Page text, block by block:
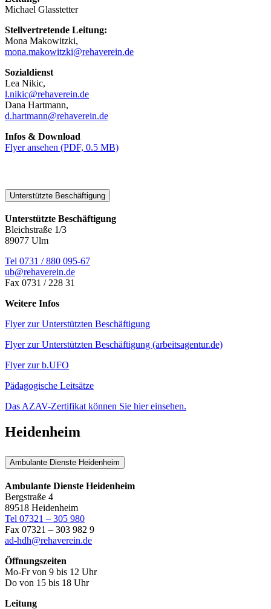
Michael Glasstetter
Stellvertretende Leitung:
Mona Makowitzki,
mona.makowitzki@rehaverein.de
Sozialdienst
Lea Nikic,
l.nikic@rehaverein.de
Dana Hartmann,
d.hartmann@rehaverein.de
Infos & Download
Flyer ansehen (PDF, 0.5 MB)
Unterstützte Beschäftigung
Unterstützte Beschäftigung
Bleichstraße 1/3
89077 Ulm
Tel 0731 / 880 095-67
ub@rehaverein.de
Fax 0731 / 228 31
Weitere Infos
Flyer zur Unterstützten Beschäftigung
Flyer zur Unterstützten Beschäftigung (arbeitsagentur.de)
Flyer zur b.UFO
Pädagogische Leitsätze
Das AZAV-Zertifikat können Sie hier einsehen.
Heidenheim
Ambulante Dienste Heidenheim
Ambulante Dienste Heidenheim
Bergstraße 4
89518 Heidenheim
Tel 07321 – 305 980
Fax 07321 – 303 982 9
ad-hdh@rehaverein.de
Öffnungszeiten
Mo-Fr von 9 bis 12 Uhr
Do von 15 bis 18 Uhr
Leitung